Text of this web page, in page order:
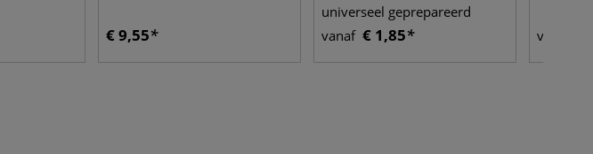
€ 9,55
universeel geprepareerd
vanaf € 1,85 vanaf